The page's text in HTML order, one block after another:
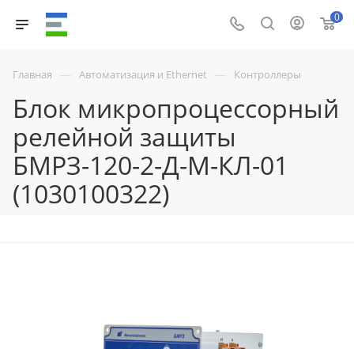
0
Главная — Автоматизация и Ethernet — Контроллеры
Блок микропроцессорный
релейной защиты
БМРЗ-120-2-Д-М-КЛ-01
(1030100322)